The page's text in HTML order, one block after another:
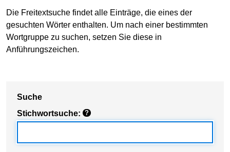
Die Freitextsuche findet alle Einträge, die eines der
gesuchten Wörter enthalten. Um nach einer bestimmten
Wortgruppe zu suchen, setzen Sie diese in
Anführungszeichen.
Suche
Stichwortsuche: ?